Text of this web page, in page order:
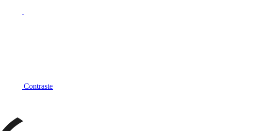
Contraste